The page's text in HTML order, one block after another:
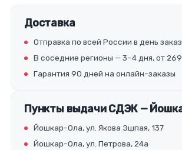
Доставка
Отправка по всей России в день
В соседние регионы — 3–4 дня, от
Гарантия 90 дней на онлайн-заказы
Пункты выдачи СДЭК —
Йошкар-Ола, ул. Якова Эшпая, 137
Йошкар-Ола, ул. Петрова, 24а